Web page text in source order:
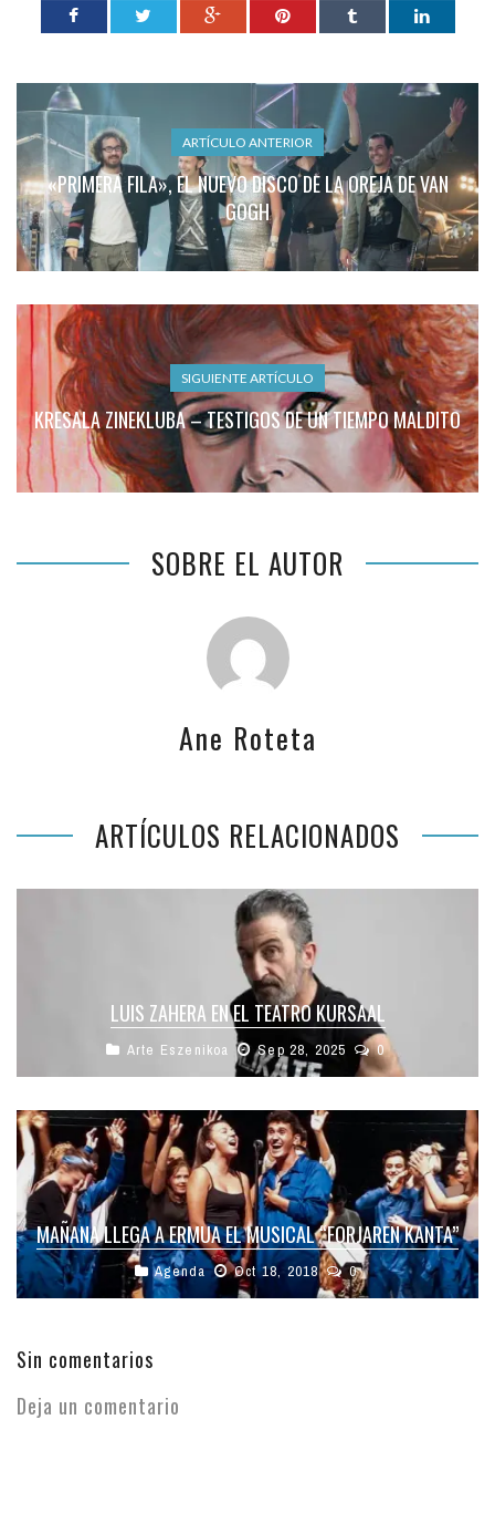
ARTÍCULO ANTERIOR
«PRIMERA FILA», EL NUEVO DISCO DE LA OREJA DE VAN
GOGH
SIGUIENTE ARTÍCULO
KRESALA ZINEKLUBA – TESTIGOS DE UN TIEMPO MALDITO
SOBRE EL AUTOR
Ane Roteta
ARTÍCULOS RELACIONADOS
LUIS ZAHERA EN EL TEATRO KURSAAL
Arte Eszenikoa Sep 28, 2025 0
MAÑANA LLEGA A ERMUA EL MUSICAL “FORJAREN KANTA”
Agenda Oct 18, 2018 0
Sin comentarios
Deja un comentario